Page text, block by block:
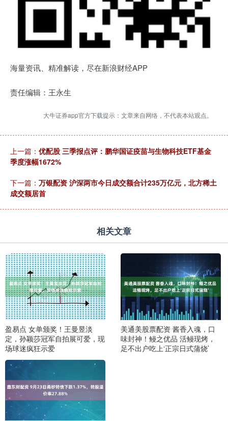
海量资讯、精准解读，尽在新浪财经APP
责任编辑：王永生
大牛证券app官方下载提示：文章来自网络，不代表本站观点。
上一篇： 优配股 三季报点评：鹏华国证疫苗与生物科技ETF基金
季度涨幅1672%
下一篇： 万银配资 沪深两市今日成交额合计235万亿元，北方稀土
成交额居首
相关文章
盈易点 女单颁奖！王曼昱淡
定，孙颖莎冠军自拍展可爱，现
场球迷疯狂示爱
美通美股票配资 酱香入魂，口
味封神！鳗之优品 活鳗现烤，
足不出户吃上‘正宗日式蒲烧’